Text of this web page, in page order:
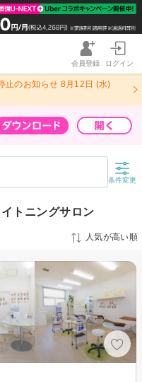
会員登録 ログイン
止のお知らせ 8月12日 (水)
条件変更
トニングサロン
人気が高い順